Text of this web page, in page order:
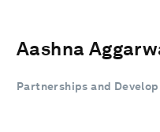
Aashna
Partnerships and